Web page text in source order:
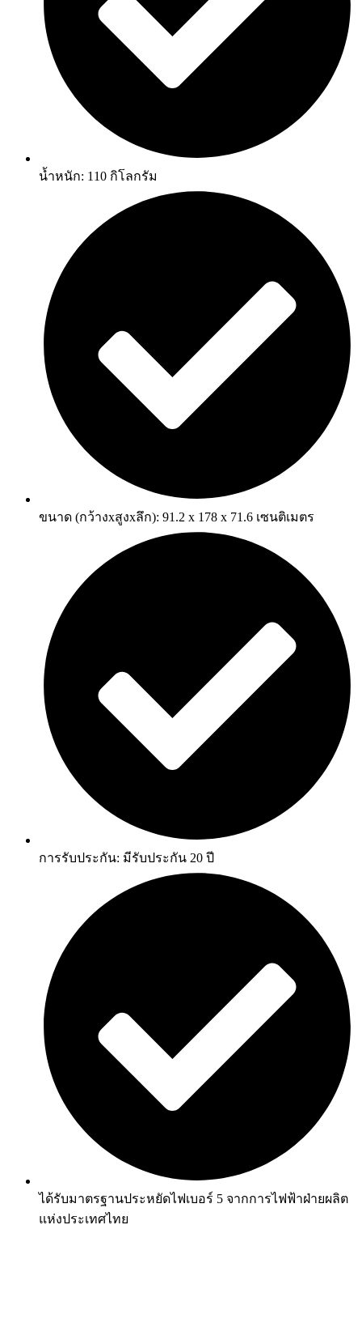
น้ำหนัก: 110 กิโลกรัม
ขนาด (กว้างxสูงxลึก): 91.2 x 178 x 71.6 เซนติเมตร
การรับประกัน: มีรับประกัน 20 ปี
ได้รับมาตรฐานประหยัดไฟเบอร์ 5 จากการไฟฟ้าฝ่ายผลิต
แห่งประเทศไทย